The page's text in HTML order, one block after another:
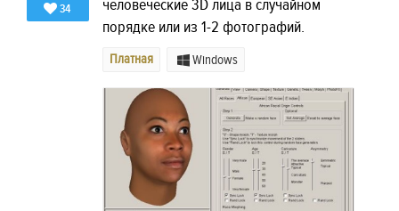
34
человеческие 3D лица в случайном
порядке или из 1-2 фотографий.
Платная Windows